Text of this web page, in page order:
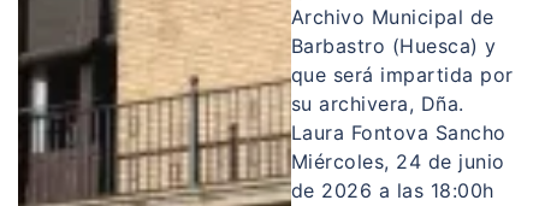
Archivo Municipal de
Barbastro (Huesca) y
que será impartida por
su archivera, Dña.
Laura Fontova Sancho
Miércoles, 24 de junio
de 2026 a las 18:00h